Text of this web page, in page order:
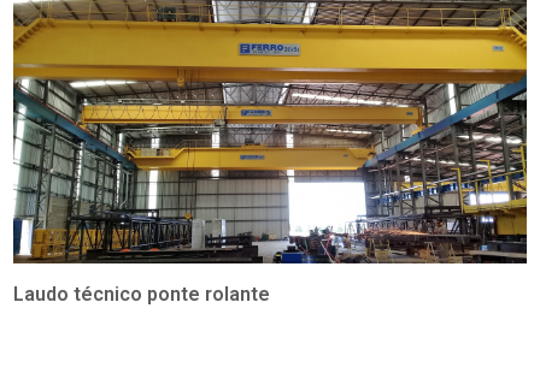
Laudo técnico ponte rolante